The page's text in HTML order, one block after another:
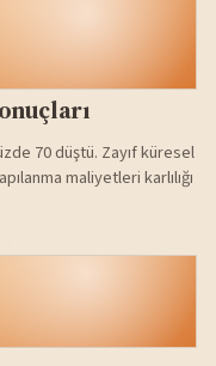
70 düştü. Zayıf küresel
maliyetleri karlılığı